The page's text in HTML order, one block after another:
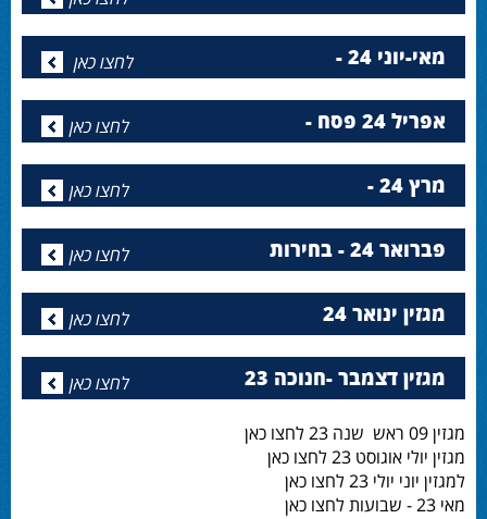
מאי-יוני 24 - לחצו כאן
אפריל 24 פסח - לחצו כאן
מרץ 24 - לחצו כאן
פברואר 24 - בחירות לחצו כאן
מגזין ינואר 24 לחצו כאן
מגזין דצמבר -חנוכה 23 לחצו כאן
מגזין 09 ראש שנה 23 לחצו כאן
מגזין יולי אוגוסט 23 לחצו כאן
למגזין יוני יולי 23 לחצו כאן
מאי 23 - שבועות לחצו כאן